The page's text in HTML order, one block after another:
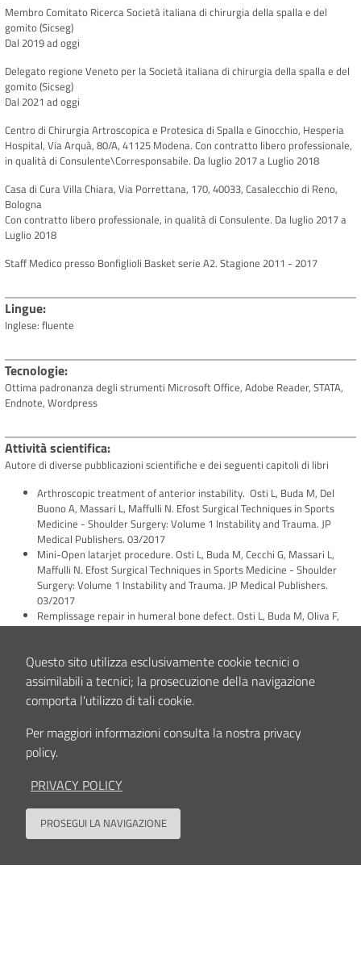
Membro Comitato Ricerca Società italiana di chirurgia della spalla e del
gomito (Sicseg)
Dal 2019 ad oggi
Delegato regione Veneto per la Società italiana di chirurgia della spalla e del
gomito (Sicseg)
Dal 2021 ad oggi
Centro di Chirurgia Artroscopica e Protesica di Spalla e Ginocchio, Hesperia
Hospital, Via Arquà, 80/A, 41125 Modena. Con contratto libero professionale,
in qualità di Consulente\Corresponsabile. Da luglio 2017 a Luglio 2018
Casa di Cura Villa Chiara, Via Porrettana, 170, 40033, Casalecchio di Reno,
Bologna
Con contratto libero professionale, in qualità di Consulente. Da luglio 2017 a
Luglio 2018
Staff Medico presso Bonfiglioli Basket serie A2. Stagione 2011 - 2017
Lingue
Inglese: fluente
Tecnologie
Ottima padronanza degli strumenti Microsoft Office, Adobe Reader, STATA,
Endnote, Wordpress
Attività scientifica
Autore di diverse pubblicazioni scientifiche e dei seguenti capitoli di libri
Arthroscopic treatment of anterior instability. Osti L, Buda M, Del
Buono A, Massari L, Maffulli N. Efost Surgical Techniques in Sports
Medicine - Shoulder Surgery: Volume 1 Instability and Trauma. JP
Medical Publishers. 03/2017
Mini-Open latarjet procedure. Osti L, Buda M, Cecchi G, Massari L,
Maffulli N. Efost Surgical Techniques in Sports Medicine - Shoulder
Surgery: Volume 1 Instability and Trauma. JP Medical Publishers.
03/2017
Remplissage repair in humeral bone defect. Osti L, Buda M, Oliva F,
Massari L, Maffulli N. Efost Surgical Techniques in Sports Medicine -
Publishers. 03/2017
Interessi clinici e/o scientifici
Traumatologia dello Sportivo;
Chirurgia Artroscopica e Mini-invasiva della spalla e del ginocchio;
Riparazione, sostituzione, trapianti meniscali, lesioni capsulo-legamentose
Trattamento conservativo e chirurgico delle patologie di spalla (capsulite
instabilità/lussazioni recidivanti e trattamenti percutanei eco-guidati);
Chirurgia Protesica (standard e Computer Assistita);
articolare.
Questo sito utilizza esclusivamente cookie tecnici o
assimilabili a tecnici; la prosecuzione della navigazione
comporta l'utilizzo di tali cookie.
Per maggiori informazioni consulta la nostra privacy
policy.
PRIVACY POLICY
PROSEGUI LA NAVIGAZIONE